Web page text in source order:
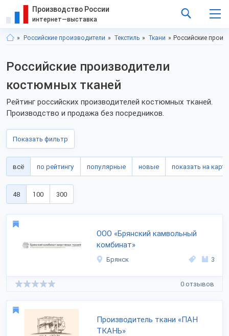
Производство России
интернет—выставка
Российские производители Текстиль Ткани Российские
Российские производители
костюмных тканей
Рейтинг российских производителей костюмных тканей.
Производство и продажа без посредников.
Показать фильтр
всё по рейтингу популярные новые показать на карте
48 100 300
ООО «Брянский камвольный
комбинат»
Брянск 3
0 отзывов
Производитель ткани «ПАН
ТКАНЬ»